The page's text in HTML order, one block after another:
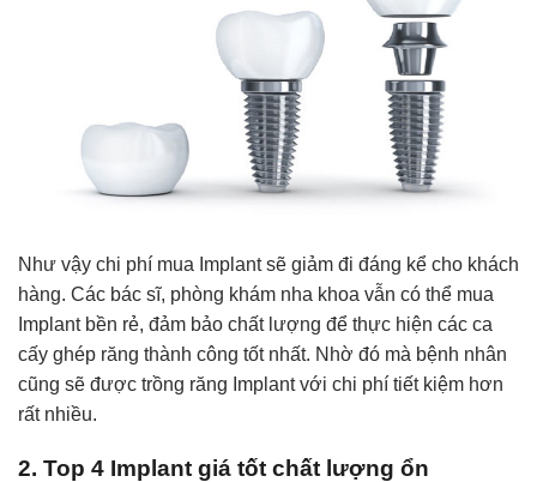
Như vậy chi phí mua Implant sẽ giảm đi đáng kể cho khách
hàng. Các bác sĩ, phòng khám nha khoa vẫn có thể mua
Implant bền rẻ, đảm bảo chất lượng để thực hiện các ca
cấy ghép răng thành công tốt nhất. Nhờ đó mà bệnh nhân
cũng sẽ được trồng răng Implant với chi phí tiết kiệm hơn
rất nhiều.
2. Top 4 Implant giá tốt chất lượng ổn